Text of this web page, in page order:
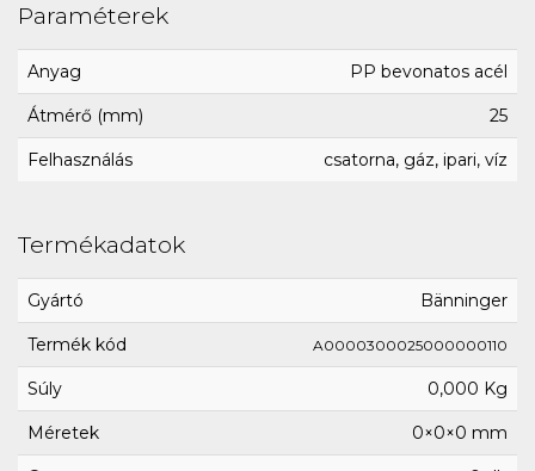
Paraméterek
Anyag PP bevonatos acél
Átmérő (mm) 25
Felhasználás csatorna, gáz, ipari, víz
Termékadatok
Gyártó Bänninger
Termék kód A0000300025000000110
Súly 0,000 Kg
Méretek 0×0×0 mm